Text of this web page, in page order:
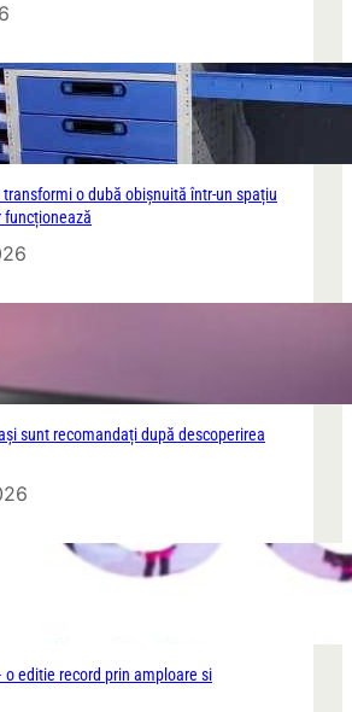
o dubă obișnuită într-un spațiu
funcționează
sunt recomandați după descoperirea
o editie record prin amploare si